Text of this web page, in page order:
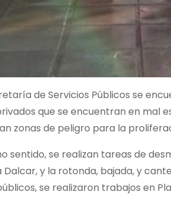
de Servicios Públicos se
que se encuentran en mal
zonas de peligro para la
sentido, se realizan tareas de
Dalcar, y la rotonda, bajada, y
se realizaron trabajos en